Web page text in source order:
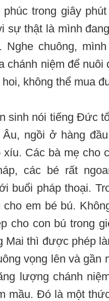
trong giây
sự thật là mình
Nghe chuông,
chánh niệm để
không thể mua
sinh nói tiếng Đức
ngồi ở hàng
Các bà mẹ cho
các bé rất
buổi pháp thoại.
em bé bú.
cho con bú trong
Mai thì được phép
vọng lên và gần
lượng chánh
mầu. Đó là một